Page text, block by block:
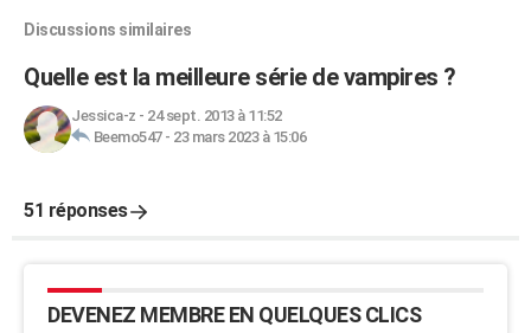
Discussions similaires
Quelle est la meilleure série de vampires ?
Jessica-z - 24 sept. 2013 à 11:52
Beemo547- 23 mars 2023 à 15:06
51 réponses
DEVENEZ MEMBRE EN QUELQUES CLICS